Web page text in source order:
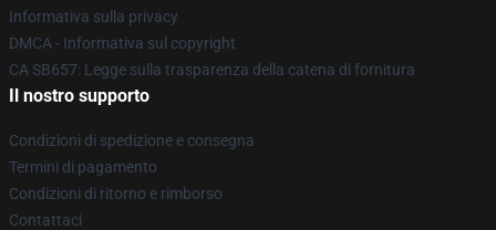
Informativa sulla privacy
DMCA - Informativa sul copyright
CA SB657: Legge sulla trasparenza della catena di fornitura
Il nostro supporto
Condizioni di spedizione e consegna
Termini di pagamento
Condizioni di ritorno e rimborso
Contattaci